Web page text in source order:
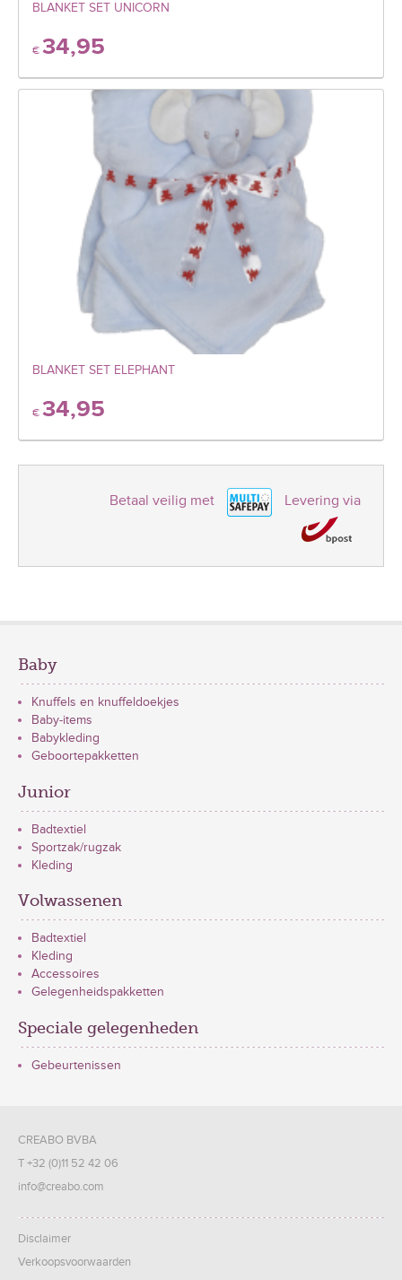
BLANKET SET UNICORN
€ 34,95
BLANKET SET ELEPHANT
€ 34,95
Betaal veilig met Levering via
Baby
Knuffels en knuffeldoekjes
Baby-items
Babykleding
Geboortepakketten
Junior
Badtextiel
Sportzak/rugzak
Kleding
Volwassenen
Badtextiel
Kleding
Accessoires
Gelegenheidspakketten
Speciale gelegenheden
Gebeurtenissen
CREABO BVBA
T +32 (0)11 52 42 06
info@creabo.com
Disclaimer
Verkoopsvoorwaarden